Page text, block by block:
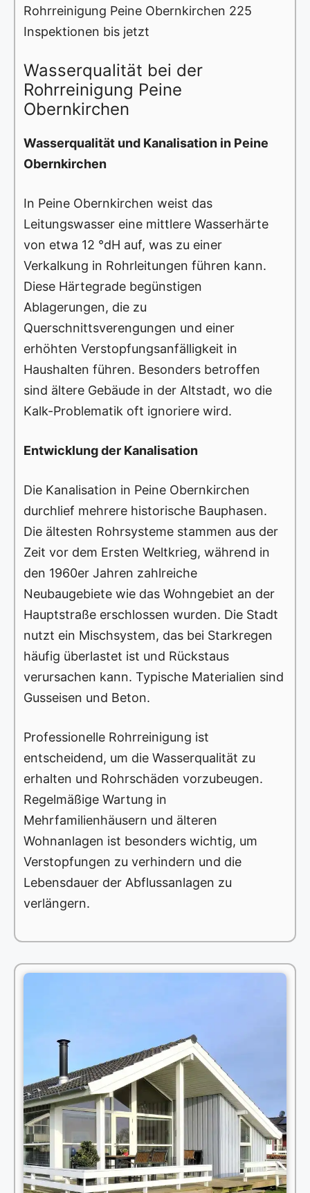
Rohrreinigung Peine Obernkirchen 225
Inspektionen bis jetzt
Wasserqualität bei der
Rohrreinigung Peine
Obernkirchen
Wasserqualität und Kanalisation in Peine
Obernkirchen
In Peine Obernkirchen weist das
Leitungswasser eine mittlere Wasserhärte
von etwa 12 °dH auf, was zu einer
Verkalkung in Rohrleitungen führen kann.
Diese Härtegrade begünstigen
Ablagerungen, die zu
Querschnittsverengungen und einer
erhöhten Verstopfungsanfälligkeit in
Haushalten führen. Besonders betroffen
sind ältere Gebäude in der Altstadt, wo die
Kalk-Problematik oft ignoriere wird.
Entwicklung der Kanalisation
Die Kanalisation in Peine Obernkirchen
durchlief mehrere historische Bauphasen.
Die ältesten Rohrsysteme stammen aus der
Zeit vor dem Ersten Weltkrieg, während in
den 1960er Jahren zahlreiche
Neubaugebiete wie das Wohngebiet an der
Hauptstraße erschlossen wurden. Die Stadt
nutzt ein Mischsystem, das bei Starkregen
häufig überlastet ist und Rückstaus
verursachen kann. Typische Materialien sind
Gusseisen und Beton.
Professionelle Rohrreinigung ist
entscheidend, um die Wasserqualität zu
erhalten und Rohrschäden vorzubeugen.
Regelmäßige Wartung in
Mehrfamilienhäusern und älteren
Wohnanlagen ist besonders wichtig, um
Verstopfungen zu verhindern und die
Lebensdauer der Abflussanlagen zu
verlängern.